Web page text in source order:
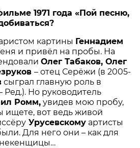
1971 года «Пой песню,
картины Геннадием
и привёл на пробы. На
Олег Табаков, Олег
– отец Серёжи (в 2005-
сыграл главную роль в
Ред.). Но руководитель
Ромм, увидев мою пробу,
ищете, вот ведь живой
Урусевскому артисты
Для него они – как для